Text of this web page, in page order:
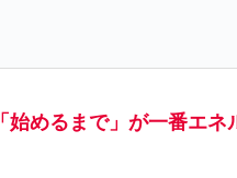
「始めるまで」が一番エネ